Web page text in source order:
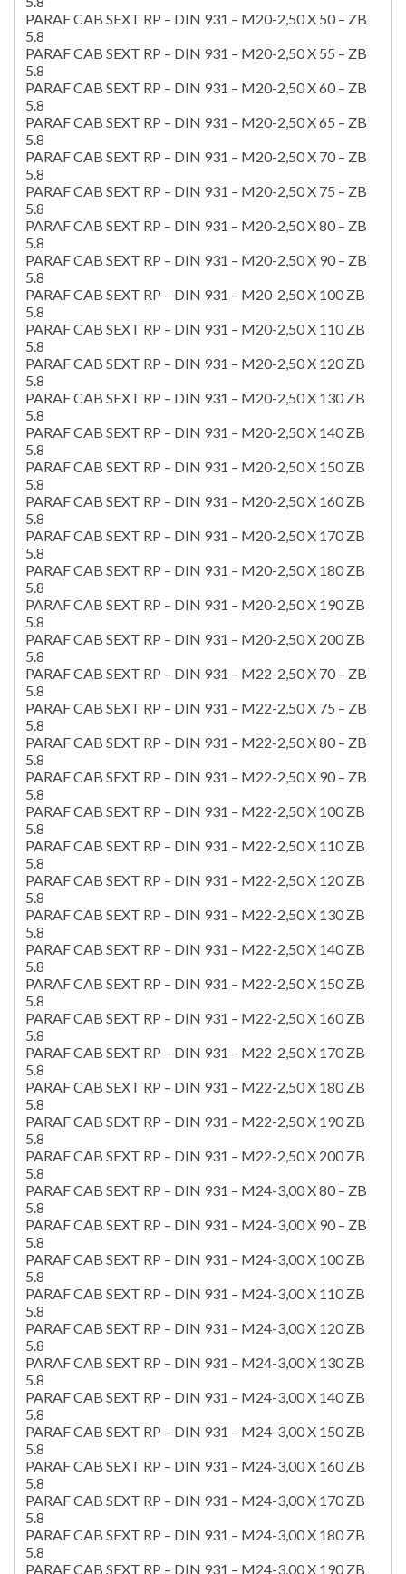
PARAF CAB SEXT RP – DIN 931 – M20-2,50 X 50 – ZB
5.8
PARAF CAB SEXT RP – DIN 931 – M20-2,50 X 55 – ZB
5.8
PARAF CAB SEXT RP – DIN 931 – M20-2,50 X 60 – ZB
5.8
PARAF CAB SEXT RP – DIN 931 – M20-2,50 X 65 – ZB
5.8
PARAF CAB SEXT RP – DIN 931 – M20-2,50 X 70 – ZB
5.8
PARAF CAB SEXT RP – DIN 931 – M20-2,50 X 75 – ZB
5.8
PARAF CAB SEXT RP – DIN 931 – M20-2,50 X 80 – ZB
5.8
PARAF CAB SEXT RP – DIN 931 – M20-2,50 X 90 – ZB
5.8
PARAF CAB SEXT RP – DIN 931 – M20-2,50 X 100 ZB
5.8
PARAF CAB SEXT RP – DIN 931 – M20-2,50 X 110 ZB
5.8
PARAF CAB SEXT RP – DIN 931 – M20-2,50 X 120 ZB
5.8
PARAF CAB SEXT RP – DIN 931 – M20-2,50 X 130 ZB
5.8
PARAF CAB SEXT RP – DIN 931 – M20-2,50 X 140 ZB
5.8
PARAF CAB SEXT RP – DIN 931 – M20-2,50 X 150 ZB
5.8
PARAF CAB SEXT RP – DIN 931 – M20-2,50 X 160 ZB
5.8
PARAF CAB SEXT RP – DIN 931 – M20-2,50 X 170 ZB
5.8
PARAF CAB SEXT RP – DIN 931 – M20-2,50 X 180 ZB
5.8
PARAF CAB SEXT RP – DIN 931 – M20-2,50 X 190 ZB
5.8
PARAF CAB SEXT RP – DIN 931 – M20-2,50 X 200 ZB
5.8
PARAF CAB SEXT RP – DIN 931 – M22-2,50 X 70 – ZB
5.8
PARAF CAB SEXT RP – DIN 931 – M22-2,50 X 75 – ZB
5.8
PARAF CAB SEXT RP – DIN 931 – M22-2,50 X 80 – ZB
5.8
PARAF CAB SEXT RP – DIN 931 – M22-2,50 X 90 – ZB
5.8
PARAF CAB SEXT RP – DIN 931 – M22-2,50 X 100 ZB
5.8
PARAF CAB SEXT RP – DIN 931 – M22-2,50 X 110 ZB
5.8
PARAF CAB SEXT RP – DIN 931 – M22-2,50 X 120 ZB
5.8
PARAF CAB SEXT RP – DIN 931 – M22-2,50 X 130 ZB
5.8
PARAF CAB SEXT RP – DIN 931 – M22-2,50 X 140 ZB
5.8
PARAF CAB SEXT RP – DIN 931 – M22-2,50 X 150 ZB
5.8
PARAF CAB SEXT RP – DIN 931 – M22-2,50 X 160 ZB
5.8
PARAF CAB SEXT RP – DIN 931 – M22-2,50 X 170 ZB
5.8
PARAF CAB SEXT RP – DIN 931 – M22-2,50 X 180 ZB
5.8
PARAF CAB SEXT RP – DIN 931 – M22-2,50 X 190 ZB
5.8
PARAF CAB SEXT RP – DIN 931 – M22-2,50 X 200 ZB
5.8
PARAF CAB SEXT RP – DIN 931 – M24-3,00 X 80 – ZB
5.8
PARAF CAB SEXT RP – DIN 931 – M24-3,00 X 90 – ZB
5.8
PARAF CAB SEXT RP – DIN 931 – M24-3,00 X 100 ZB
5.8
PARAF CAB SEXT RP – DIN 931 – M24-3,00 X 110 ZB
5.8
PARAF CAB SEXT RP – DIN 931 – M24-3,00 X 120 ZB
5.8
PARAF CAB SEXT RP – DIN 931 – M24-3,00 X 130 ZB
5.8
PARAF CAB SEXT RP – DIN 931 – M24-3,00 X 140 ZB
5.8
PARAF CAB SEXT RP – DIN 931 – M24-3,00 X 150 ZB
5.8
PARAF CAB SEXT RP – DIN 931 – M24-3,00 X 160 ZB
5.8
PARAF CAB SEXT RP – DIN 931 – M24-3,00 X 170 ZB
5.8
PARAF CAB SEXT RP – DIN 931 – M24-3,00 X 180 ZB
5.8
PARAF CAB SEXT RP – DIN 931 – M24-3,00 X 190 ZB